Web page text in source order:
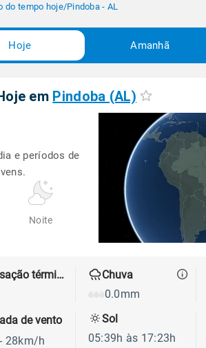
do tempo hoje/Pindoba - AL
Hoje Amanhã
em Pindoba (AL)
e períodos de
Noite
Sensação térmica
Chuva
0.0mm
de vento
28km/h
Sol
05:39h às 17:23h